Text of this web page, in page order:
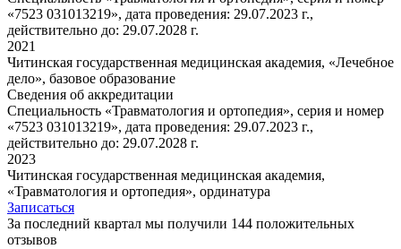
«7523 031013219», дата проведения: 29.07.2023 г.,
действительно до: 29.07.2028 г.
2021
Читинская государственная медицинская академия, «Лечебное
дело», базовое образование
Сведения об аккредитации
Специальность «Травматология и ортопедия», серия и номер
«7523 031013219», дата проведения: 29.07.2023 г.,
действительно до: 29.07.2028 г.
2023
Читинская государственная медицинская академия,
«Травматология и ортопедия», ординатура
Записаться
За последний квартал мы получили 144 положительных
отзывов